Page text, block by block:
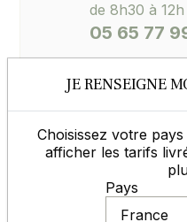
de 8h30 à
05 65 77
MODES
JE RENSEIGNE
Choisissez votre
afficher les tarifs
Pays